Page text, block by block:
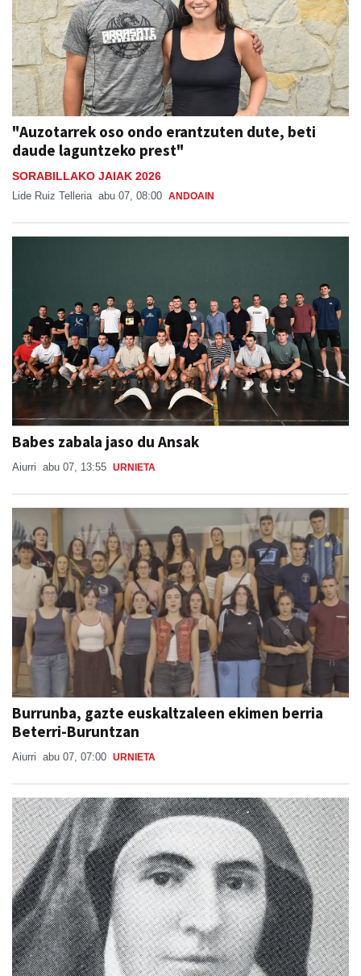
"Auzotarrek oso ondo erantzuten dute, beti
daude laguntzeko prest"
SORABILLAKO JAIAK 2026
Lide Ruiz Telleria abu 07, 08:00 ANDOAIN
Babes zabala jaso du Ansak
Aiurri abu 07, 13:55 URNIETA
Burrunba, gazte euskaltzaleen ekimen berria
Beterri-Buruntzan
Aiurri abu 07, 07:00 URNIETA